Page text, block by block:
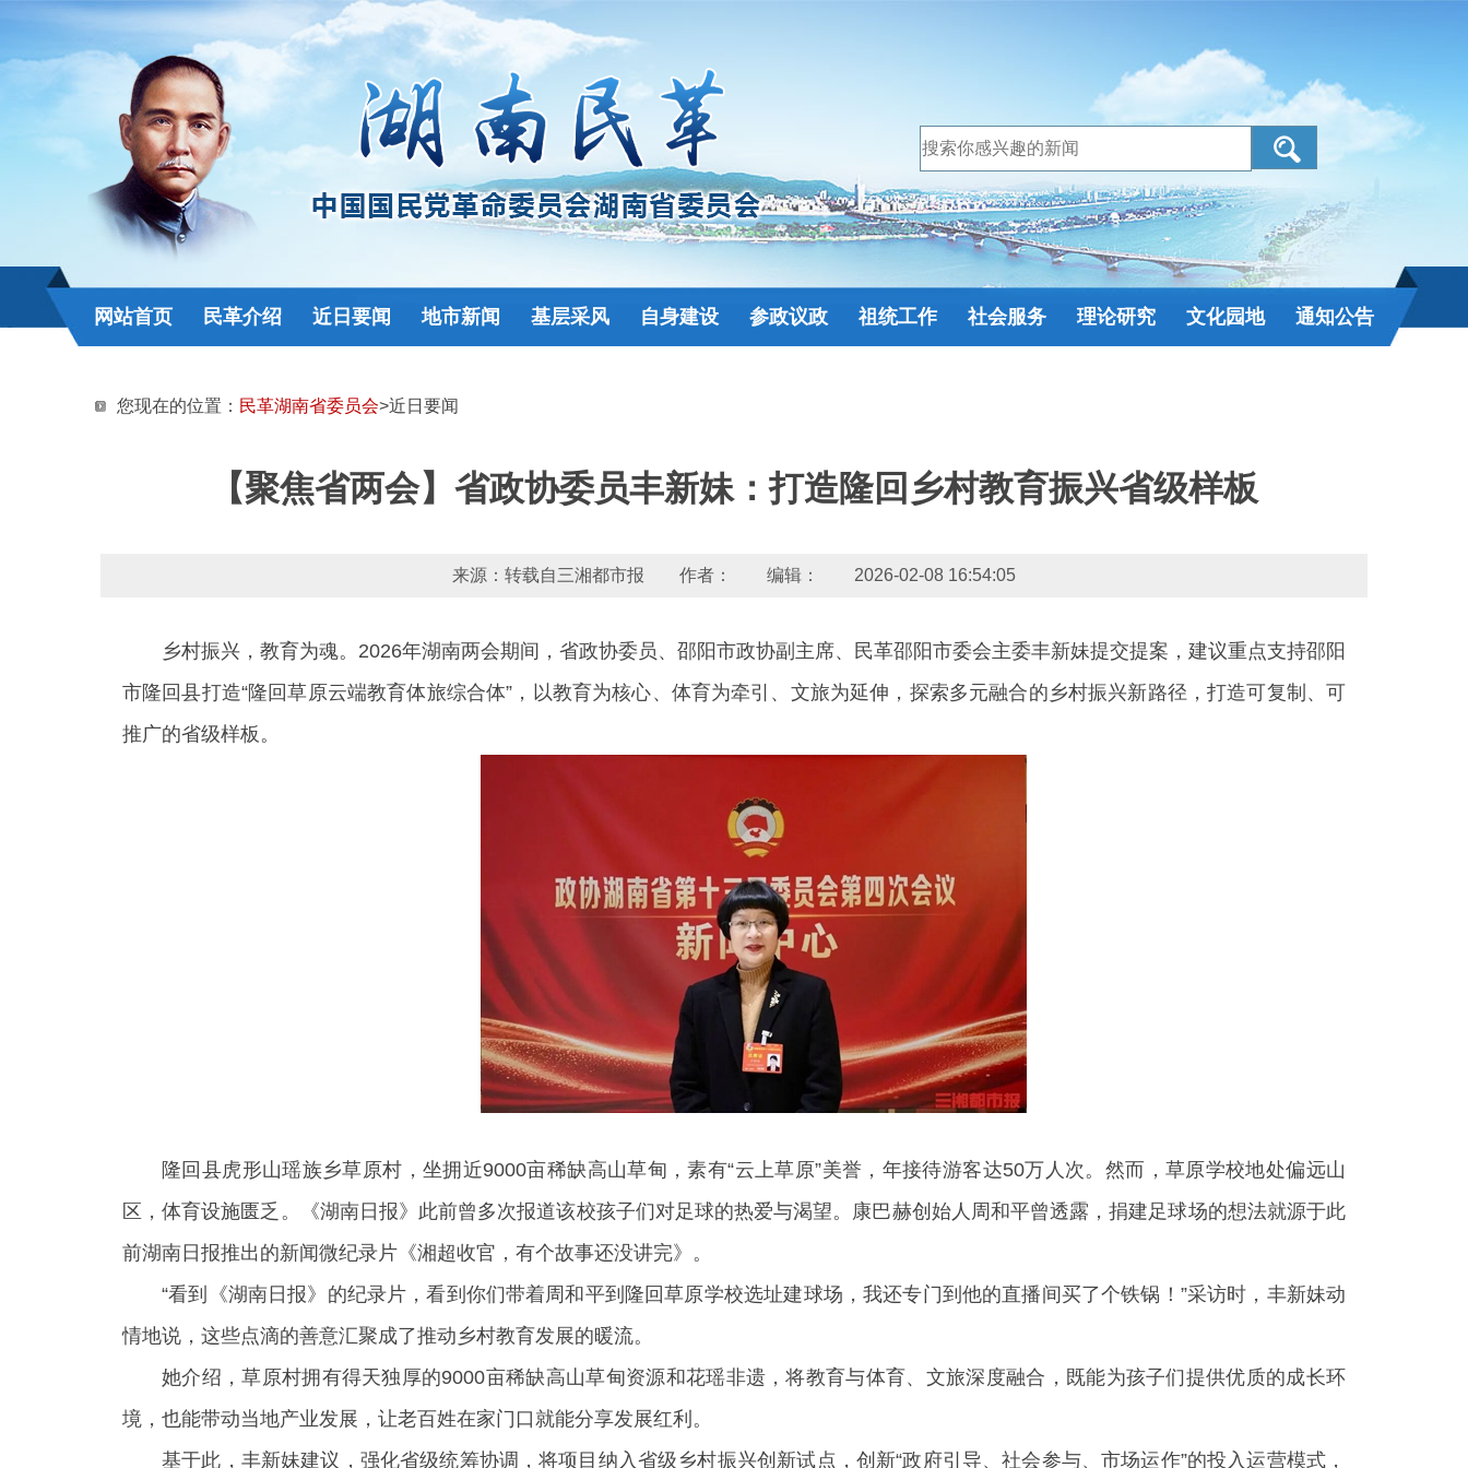
网站首页 民革介绍 近日要闻 地市新闻 基层采风 自身建设 参政议政 祖统工作 社会服务 理论研究 文化园地 通知公告
您现在的位置： 民革湖南省委员会>近日要闻
【聚焦省两会】省政协委员丰新妹：打造隆回乡村教育振兴省级样板
来源：转载自三湘都市报 作者： 编辑： 2026-02-08 16:54:05
乡村振兴，教育为魂。2026年湖南两会期间，省政协委员、邵阳市政协副主席、民革邵阳市委会主委丰新妹提交提案，建议重点支持邵阳
市隆回县打造“隆回草原云端教育体旅综合体”，以教育为核心、体育为牵引、文旅为延伸，探索多元融合的乡村振兴新路径，打造可复制、可
推广的省级样板。
隆回县虎形山瑶族乡草原村，坐拥近9000亩稀缺高山草甸，素有“云上草原”美誉，年接待游客达50万人次。然而，草原学校地处偏远山
区，体育设施匮乏。《湖南日报》此前曾多次报道该校孩子们对足球的热爱与渴望。康巴赫创始人周和平曾透露，捐建足球场的想法就源于此
前湖南日报推出的新闻微纪录片《湘超收官，有个故事还没讲完》。
“看到《湖南日报》的纪录片，看到你们带着周和平到隆回草原学校选址建球场，我还专门到他的直播间买了个铁锅！”采访时，丰新妹动
情地说，这些点滴的善意汇聚成了推动乡村教育发展的暖流。
她介绍，草原村拥有得天独厚的9000亩稀缺高山草甸资源和花瑶非遗，将教育与体育、文旅深度融合，既能为孩子们提供优质的成长环
境，也能带动当地产业发展，让老百姓在家门口就能分享发展红利。
基于此，丰新妹建议，强化省级统筹协调，将项目纳入省级乡村振兴创新试点，创新“政府引导、社会参与、市场运作”的投入运营模式，